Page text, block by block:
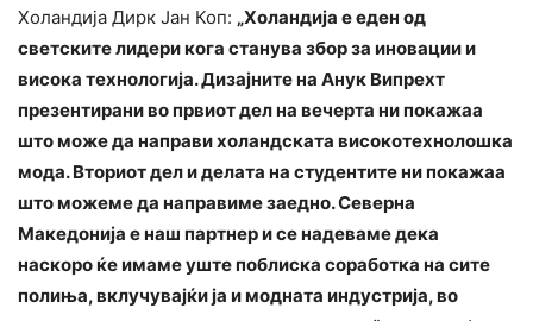
Холандија Дирк Јан Коп: „Холандија е еден од
светските лидери кога станува збор за иновации и
висока технологија. Дизајните на Анук Випрехт
презентирани во првиот дел на вечерта ни покажаа
што може да направи холандската високотехнолошка
мода. Вториот дел и делата на студентите ни покажаа
што можеме да направиме заедно. Северна
Македонија е наш партнер и се надеваме дека
наскоро ќе имаме уште поблиска соработка на сите
полиња, вклучувајќи ја и модната индустрија, во